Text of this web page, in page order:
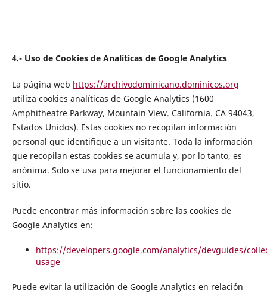
4.- Uso de Cookies de Analíticas de Google Analytics
La página web https://archivodominicano.dominicos.org
utiliza cookies analíticas de Google Analytics (1600
Amphitheatre Parkway, Mountain View. California. CA 94043,
Estados Unidos). Estas cookies no recopilan información
personal que identifique a un visitante. Toda la información
que recopilan estas cookies se acumula y, por lo tanto, es
anónima. Solo se usa para mejorar el funcionamiento del
sitio.
Puede encontrar más información sobre las cookies de
Google Analytics en:
https://developers.google.com/analytics/devguides/
usage
Puede evitar la utilización de Google Analytics en relación